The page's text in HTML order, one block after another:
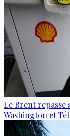
Le Brent repasse
Washington et